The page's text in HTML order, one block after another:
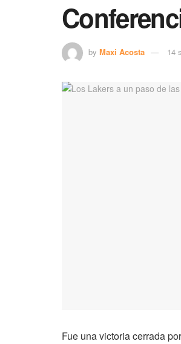
by Maxi Acosta 14
Fue una victoria cerrada